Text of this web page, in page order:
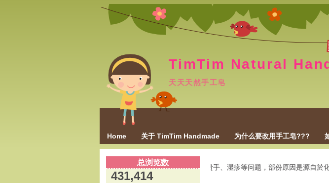
TimTim Natural
天天天然手工皂
Home 关于 TimTim Handmade 为什么要改用手工皂???
总浏览数
431,414
肌肤敏感、富贵手、湿疹等问题，部份原因是源自於化学和